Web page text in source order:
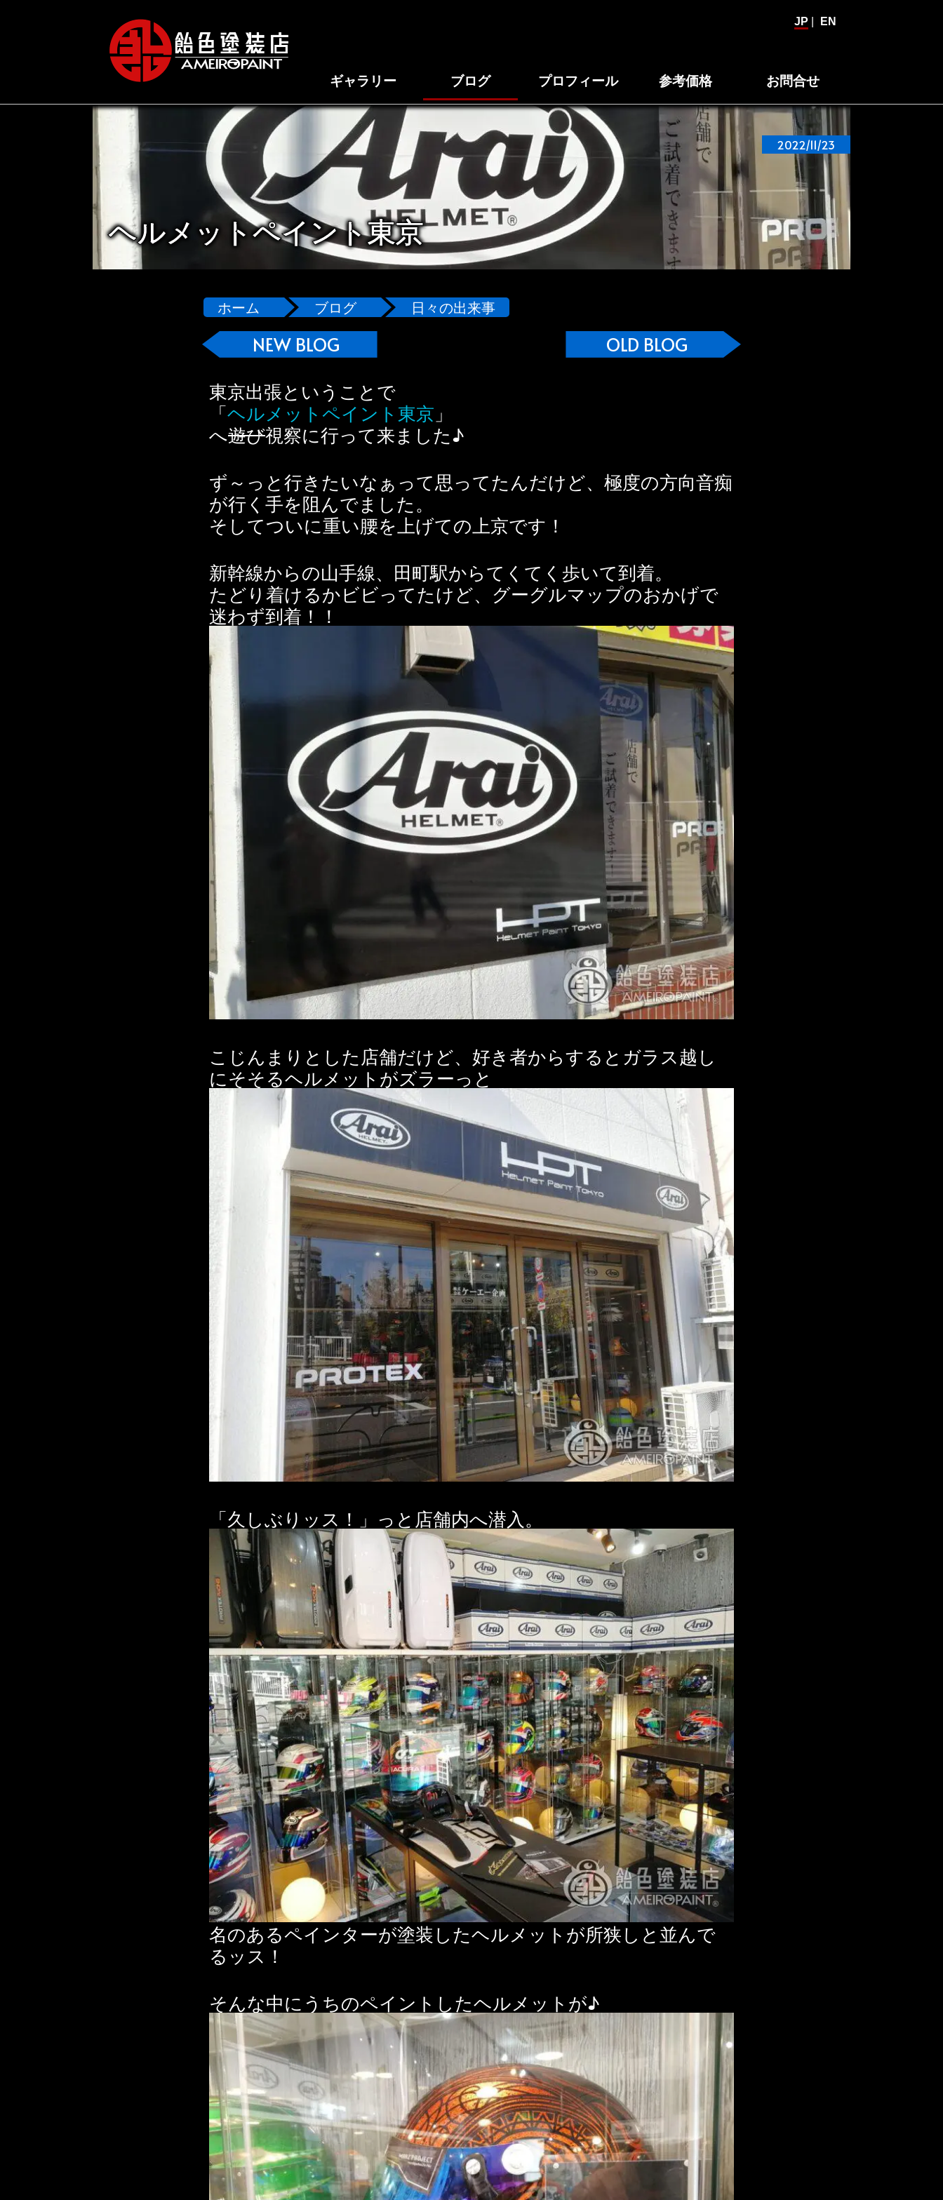
JP EN
ギャラリー ブログ プロフィール 参考価格 お問合せ
ヘルメットペイント東京
2022/11/23
ホーム ブログ 日々の出来事
NEW BLOG OLD BLOG
東京出張ということで
「ヘルメットペイント東京 」
へ遊び視察に行って来ました♪
ず～っと行きたいなぁって思ってたんだけど、極度の方向音痴
が行く手を阻んでました。
そしてついに重い腰を上げての上京です！
新幹線からの山手線、田町駅からてくてく歩いて到着。
たどり着けるかビビってたけど、グーグルマップのおかげで
迷わず到着！！
こじんまりとした店舗だけど、好き者からするとガラス越し
にそそるヘルメットがズラーっと
「久しぶりッス！」っと店舗内へ潜入。
名のあるペインターが塗装したヘルメットが所狭しと並んで
るッス！
そんな中にうちのペイントしたヘルメットが♪